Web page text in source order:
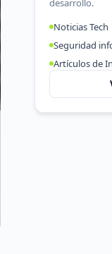
desarrollo.
Noticias Tech
Seguridad
Artículos de